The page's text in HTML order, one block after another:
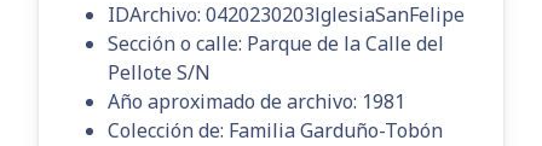
IDArchivo: 0420230203lglesiaSanFelipe
Sección o calle: Parque de la Calle del
Pellote S/N
Año aproximado de archivo: 1981
Colección de: Familia Garduño-Tobón